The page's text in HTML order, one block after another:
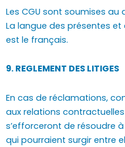
Les CGU sont soumises au
La langue des présentes
est le français.
9. REGLEMENT DES LITIGES
En cas de réclamations,
aux relations
s’efforceront de résoudre
qui pourraient surgir entre